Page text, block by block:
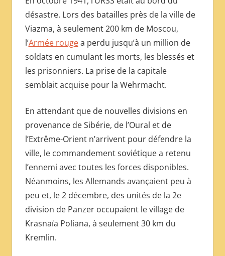
МЕЖДУНАРОДНОЙ
ПРЕССЫ
désastre. Lors des batailles près de la ville de
Viazma, à seulement 200 km de Moscou,
l’Armée rougea perdu jusqu’à un million de
soldats en cumulant les morts, les blessés et
les prisonniers. La prise de la capitale
semblait acquise pour la Wehrmacht.
En attendant que de nouvelles divisions en
provenance de Sibérie, de l’Oural et de
l’Extrême-Orient n’arrivent pour défendre la
ville, le commandement soviétique a retenu
l’ennemi avec toutes les forces disponibles.
Néanmoins, les Allemands avançaient peu à
peu et, le 2 décembre, des unités de la 2e
division de Panzer occupaient le village de
Krasnaïa Poliana, à seulement 30 km du
Kremlin.